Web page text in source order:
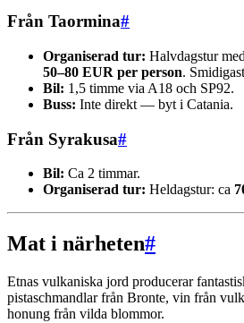
Från Taormina#
Organiserad tur: Halvdagstur
50–80 EUR per person.
Bil: 1,5 timme via A18 och SP92.
Buss: Inte direkt — byt i Catania.
Från Syrakusa#
Bil: Ca 2 timmar.
Organiserad tur: Heldagstur: ca
Mat i närheten#
Etnas vulkaniska jord producerar
pistaschmandlar från Bronte, vin från
honung från vilda blommor.